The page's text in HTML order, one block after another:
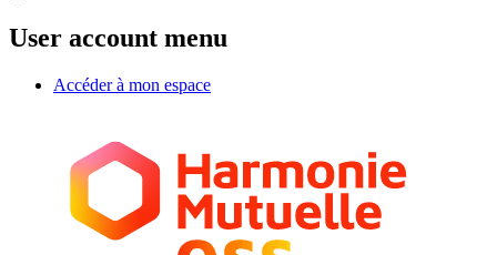
User account menu
Accéder à mon espace